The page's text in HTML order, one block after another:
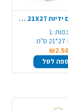
שקית נייר עם ידיות 21X27 ס"מ - כתום
כמות: 1
27*21 ס"מ
₪2.50
לסל